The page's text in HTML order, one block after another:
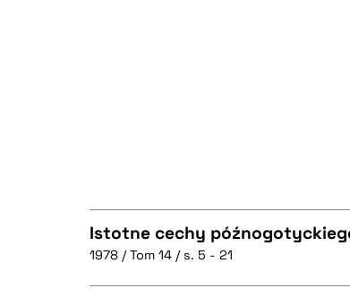
Istotne cechy
1978 / Tom 14 / s. 5 - 21